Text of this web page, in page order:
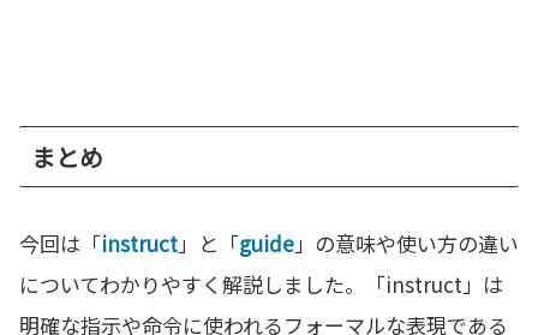
まとめ
今回は「instruct」と「guide」の意味や使い方の違い
についてわかりやすく解説しました。「instruct」は
明確な指示や命令に使われるフォーマルな表現である